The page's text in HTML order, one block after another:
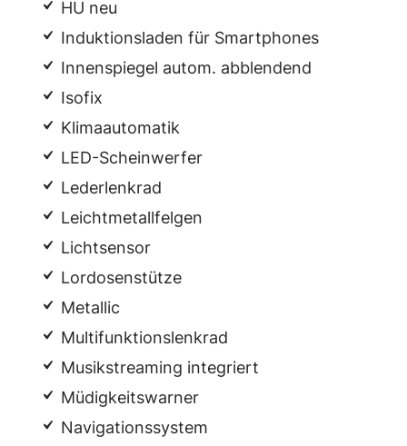
HU neu
Induktionsladen für Smartphones
Innenspiegel autom. abblendend
Isofix
Klimaautomatik
LED-Scheinwerfer
Lederlenkrad
Leichtmetallfelgen
Lichtsensor
Lordosenstütze
Metallic
Multifunktionslenkrad
Musikstreaming integriert
Müdigkeitswarner
Navigationssystem